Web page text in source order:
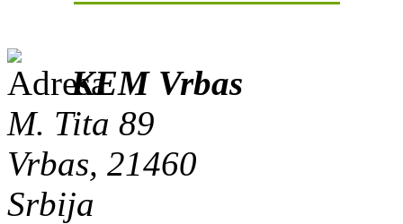
KEM Vrbas
M. Tita 89
Vrbas, 21460
Srbija